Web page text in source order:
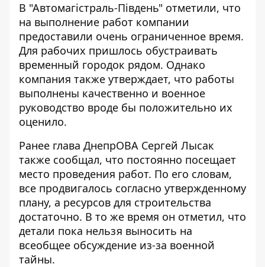
В "Автомагістраль-Південь" отметили, что
на выполнение работ компании
предоставили очень ограниченное время.
Для рабочих пришлось обустраивать
временный городок рядом. Однако
компания также утверждает, что работы
выполнены качественно и военное
руководство вроде бы положительно их
оценило.
Ранее глава ДнепрОВА Сергей Лысак
также сообщал, что постоянно посещает
место проведения работ. По его словам,
все продвигалось согласно утвержденному
плану, а ресурсов для строительства
достаточно. В то же время он отметил, что
детали пока нельзя выносить на
всеобщее обсуждение из-за военной
тайны.